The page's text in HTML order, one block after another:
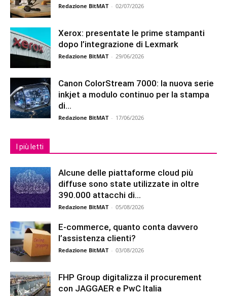
Redazione BitMAT - 02/07/2026
Xerox: presentate le prime stampanti
dopo l’integrazione di Lexmark
Redazione BitMAT - 29/06/2026
Canon ColorStream 7000: la nuova serie
inkjet a modulo continuo per la stampa
di...
Redazione BitMAT - 17/06/2026
I più letti
Alcune delle piattaforme cloud più
diffuse sono state utilizzate in oltre
390.000 attacchi di...
Redazione BitMAT - 05/08/2026
E-commerce, quanto conta davvero
l’assistenza clienti?
Redazione BitMAT - 03/08/2026
FHP Group digitalizza il procurement
con JAGGAER e PwC Italia